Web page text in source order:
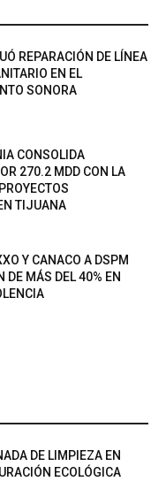
REPARACIÓN DE LÍNEA
EN EL
SONORA
CONSOLIDA
270.2 MDD CON LA
TIJUANA
Y CANACO A DSPM
DE MÁS DEL 40% EN
DE LIMPIEZA EN
ECOLÓGICA